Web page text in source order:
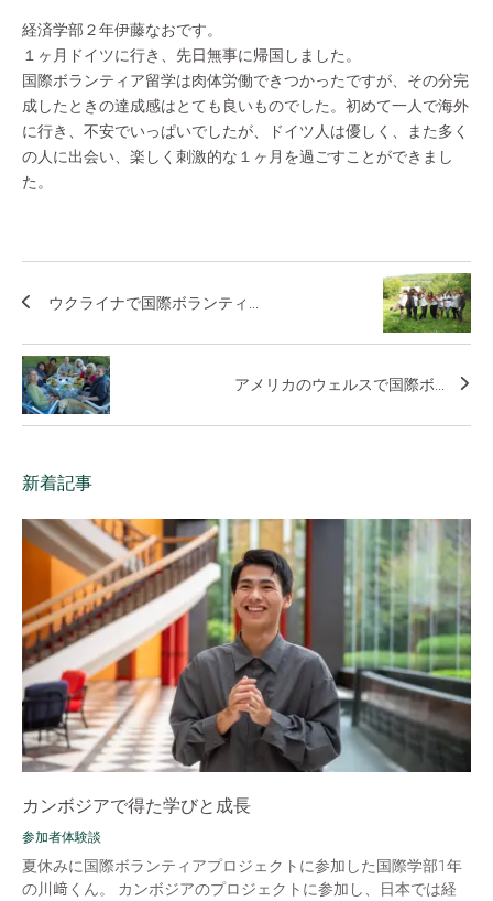
経済学部２年伊藤なおです。
１ヶ月ドイツに行き、先日無事に帰国しました。
国際ボランティア留学は肉体労働できつかったですが、その分完
成したときの達成感はとても良いものでした。初めて一人で海外
に行き、不安でいっぱいでしたが、ドイツ人は優しく、また多く
の人に出会い、楽しく刺激的な１ヶ月を過ごすことができまし
た。
ウクライナで国際ボランティ...
アメリカのウェルスで国際ボ...
新着記事
カンボジアで得た学びと成長
参加者体験談
夏休みに国際ボランティアプロジェクトに参加した国際学部1年
の川﨑くん。 カンボジアのプロジェクトに参加し、日本では経